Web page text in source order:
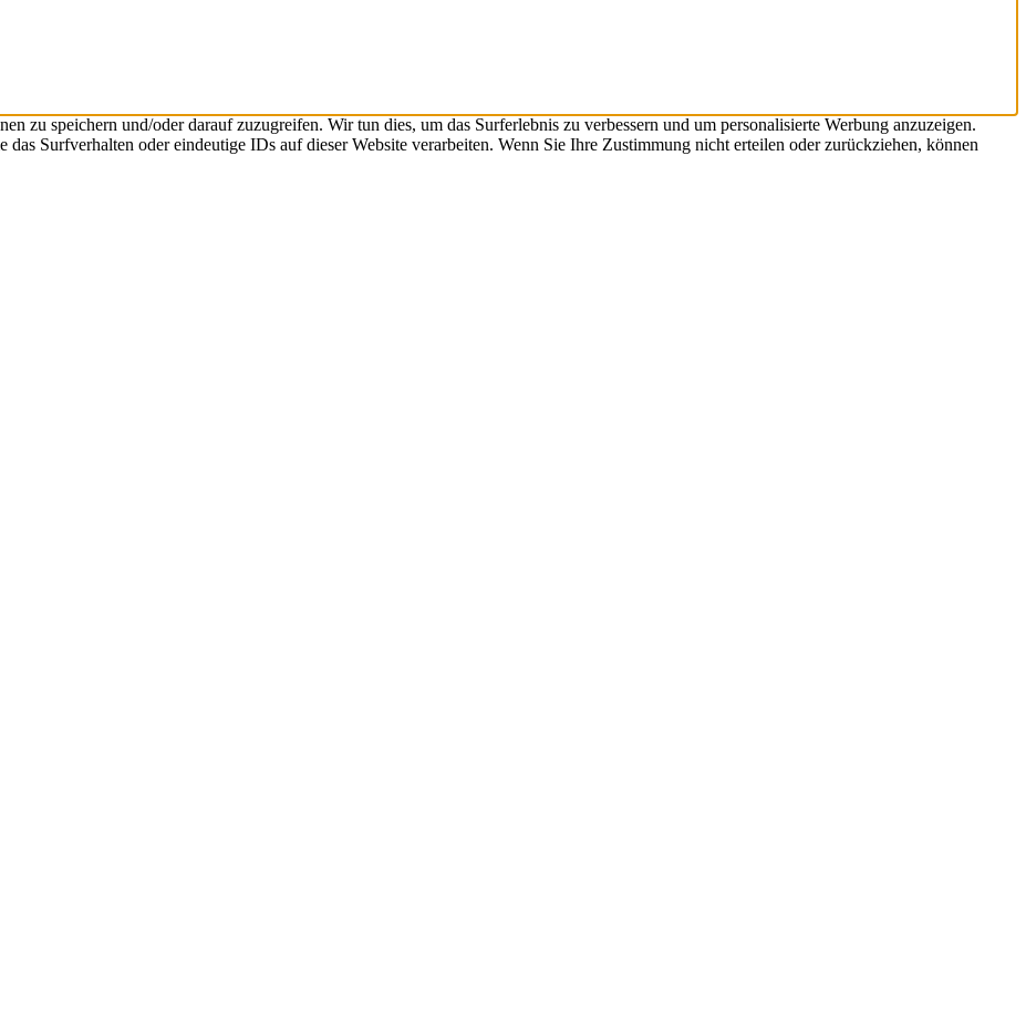
zu speichern und/oder darauf zuzugreifen. Wir tun dies, um das Surferlebnis zu verbessern und um personalisierte Werbung anzuzeigen.
Surfverhalten oder eindeutige IDs auf dieser Website verarbeiten. Wenn Sie Ihre Zustimmung nicht erteilen oder zurückziehen, können